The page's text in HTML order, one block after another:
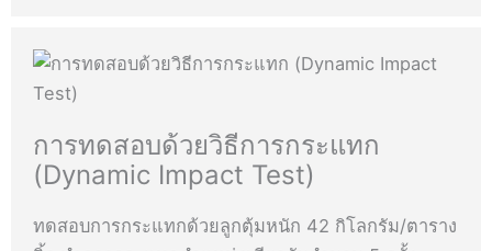
การทดสอบด้วยวิธีการกระแทก
(Dynamic Impact Test)
ทดสอบการกระแทกด้วยลูกตุ้มหนัก 42 กิโลกรัม/ตาราง